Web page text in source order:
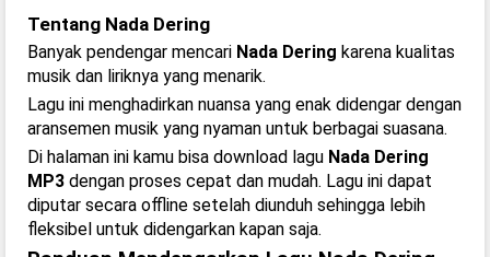
Tentang Nada Dering
Banyak pendengar mencari Nada Dering karena kualitas
musik dan liriknya yang menarik.
Lagu ini menghadirkan nuansa yang enak didengar dengan
aransemen musik yang nyaman untuk berbagai suasana.
Di halaman ini kamu bisa download lagu Nada Dering
MP3 dengan proses cepat dan mudah. Lagu ini dapat
diputar secara offline setelah diunduh sehingga lebih
fleksibel untuk didengarkan kapan saja.